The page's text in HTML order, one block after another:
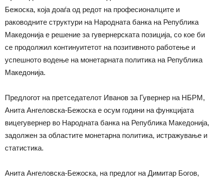
Бежоска, која доаѓа од редот на професионалците и
раководните структури на Народната банка на Република
Македонија е решение за гувернерската позиција, со кое би
се продолжил континуитетот на позитивното работење и
успешното водење на монетарната политика на Република
Македонија.
Предлогот на претседателот Иванов за Гувернер на НБРМ,
Анита Ангеловска-Бежоска е осум години на функцијата
вицегувернер во Народната банка на Република Македонија,
задолжен за областите монетарна политика, истражување и
статистика.
Анита Ангеловска-Бежоска, на предлог на Димитар Богов,